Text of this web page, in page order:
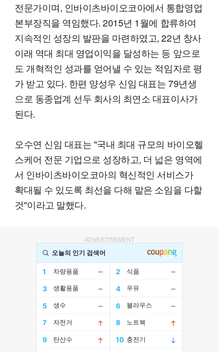
전문가이며, 인바이츠바이오코아에서 통합영업
본부장직을 역임했다. 2015년 1월에 합류하여
지속적인 성장의 발판을 마련하였고, 22년 창사
이래 역대 최대 영업이익을 달성하는 등 앞으로
도 개혁적인 성과를 얻어낼 수 있는 적임자로 평
가 받고 있다. 한편 양성우 신임 대표는 79년생
으로 동종업계 선두 회사의 최연소 대표이사가
된다.
오수연 신임 대표는 "국내 최대 규모의 바이오헬
스케어 전문 기업으로 성장하고, 더 넓은 영역에
서 인바이츠바이오코아의 혁신적인 서비스가
확대될 수 있도록 최선을 다해 맡은 소임을 다할
것"이라고 말했다.
ADVERTISEMENT